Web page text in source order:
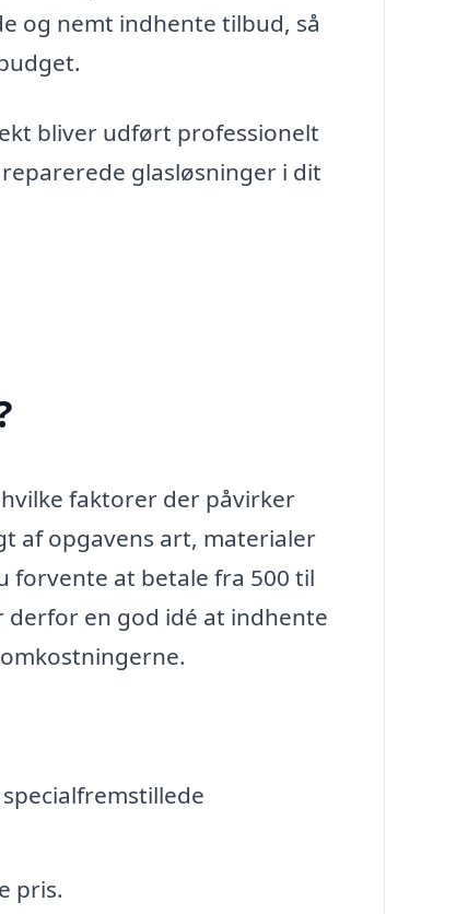
og nemt indhente tilbud, så
bliver udført professionelt
glasløsninger i dit
faktorer der påvirker
af opgavens art, materialer
forvente at betale fra 500 til
derfor en god idé at indhente
pris.